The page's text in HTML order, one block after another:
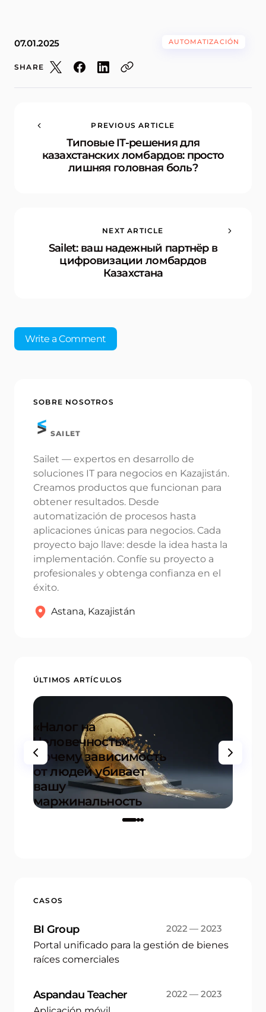
07.01.2025 AUTOMATIZACIÓN
SHARE
PREVIOUS ARTICLE
Типовые IT-решения для
казахстанских ломбардов: просто
лишняя головная боль?
NEXT ARTICLE
Sailet: ваш надежный партнёр в
цифровизации ломбардов
Казахстана
Write a Comment
Tu dirección de correo electrónico no será
marcados con
Your Comment *
Email *
SOBRE NOSOTROS
SAILET
Sailet — expertos en desarrollo de
soluciones IT para negocios en Kazajistán.
Creamos productos que funcionan para
obtener resultados. Desde
automatización de procesos hasta
aplicaciones únicas para negocios. Cada
proyecto bajo llave: desde la idea hasta la
implementación. Confíe su proyecto a
profesionales y obtenga confianza en el
éxito.
Astana, Kazajistán
ÚLTIMOS ARTÍCULOS
«Налог на
Человечность»:
Почему зависимость
от людей убивает
вашу
маржинальность
on 17.12.2025
CASOS
BI Group
2022 — 2023
Portal unificado para la gestión de bienes
raíces comerciales
Aspandau Teacher
2022 — 2023